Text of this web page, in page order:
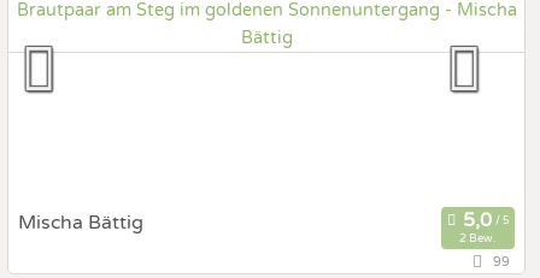
Fotobox mit Zubehör
Mischa Bättig
2 Bew.
99